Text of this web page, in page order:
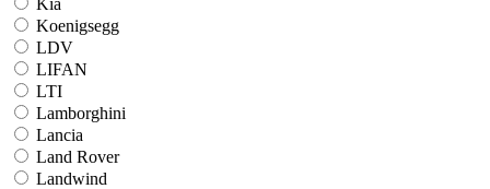
Koenigsegg
LDV
LIFAN
LTI
Lamborghini
Lancia
Land Rover
Landwind